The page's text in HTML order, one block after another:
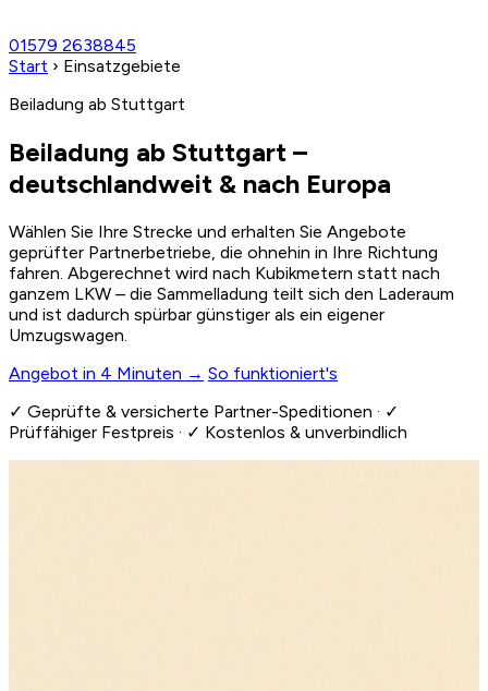
01579 2638845
Start › Einsatzgebiete
Beiladung ab Stuttgart
Beiladung ab Stuttgart –
deutschlandweit & nach Europa
Wählen Sie Ihre Strecke und erhalten Sie Angebote
geprüfter Partnerbetriebe, die ohnehin in Ihre Richtung
fahren. Abgerechnet wird nach Kubikmetern statt nach
ganzem LKW – die Sammelladung teilt sich den Laderaum
und ist dadurch spürbar günstiger als ein eigener
Umzugswagen.
Angebot in 4 Minuten → So funktioniert's
✓ Geprüfte & versicherte Partner-Speditionen · ✓
Prüffähiger Festpreis · ✓ Kostenlos & unverbindlich